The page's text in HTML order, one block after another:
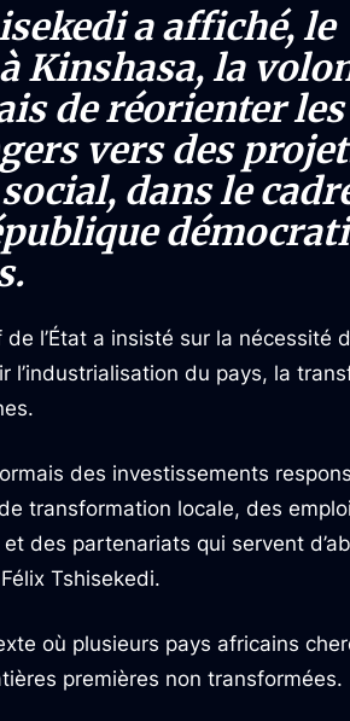
a affiché, le
Kinshasa, la
de réorienter les
vers des
dans le
l’État a insisté sur la nécessité
du pays, la
des investissements
transformation locale, des
des partenariats qui servent
Tshisekedi.
où plusieurs pays africains
premières non transformées.